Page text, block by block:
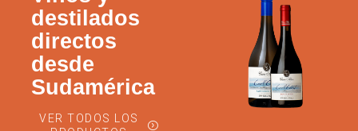
destilados
directos
desde
Sudamérica
VER TODOS LOS